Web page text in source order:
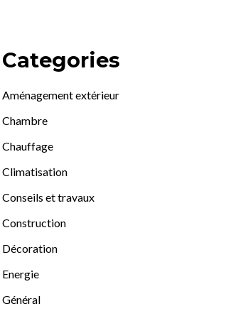
Categories
Aménagement extérieur
Chambre
Chauffage
Climatisation
Conseils et travaux
Construction
Décoration
Energie
Général